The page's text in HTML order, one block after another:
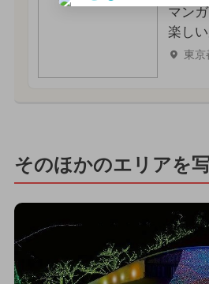
マン
楽し
東京
そのほかのエリアを